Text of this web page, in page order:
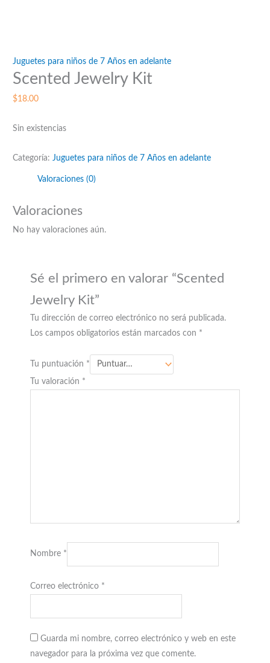
Juguetes para niños de 7 Años en adelante
Scented Jewelry Kit
$18.00
Sin existencias
Categoría:Juguetes para niños de 7 Años en adelante
Valoraciones (0)
Valoraciones
No hay valoraciones aún.
Sé el primero en valorar “Scented
Jewelry Kit”
Tu dirección de correo electrónico no será publicada.
Los campos obligatorios están marcados con *
Tu puntuación *
Tu valoración *
Nombre *
Correo electrónico *
Guarda mi nombre, correo electrónico y web en este
navegador para la próxima vez que comente.